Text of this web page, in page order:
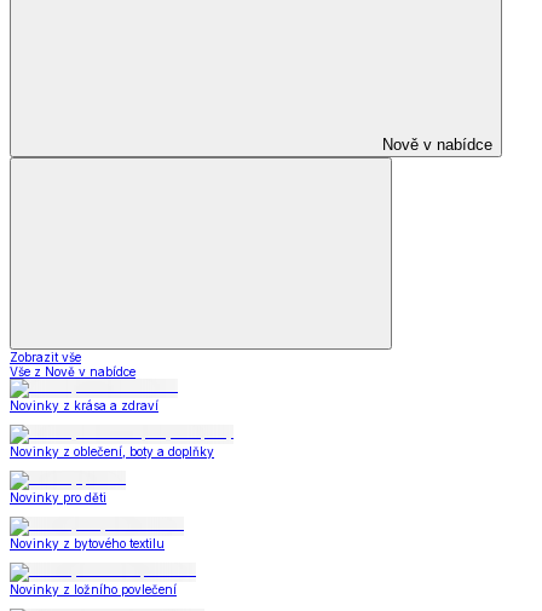
Nově v nabídce
Zobrazit vše
Vše z Nově v nabídce
Novinky z krása a zdraví
Novinky z oblečení, boty a doplňky
Novinky pro děti
Novinky z bytového textilu
Novinky z ložního povlečení